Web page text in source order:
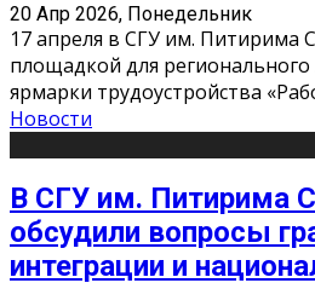
20 Апр 2026, Понедельник
17 апреля в СГУ им. Питирима
площадкой для регионального
ярмарки трудоустройства
Новости
В СГУ им. Питирима
обсудили вопросы
интеграции и